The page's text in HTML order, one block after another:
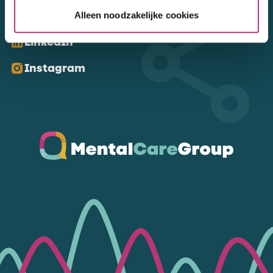
Alleen noodzakelijke cookies
Kom ons volgen
LinkedIn
Instagram